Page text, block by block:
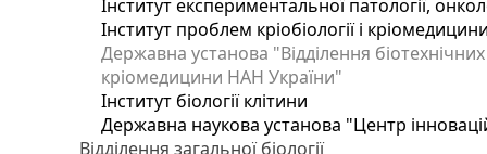
Інститут експериментальної патології,
Інститут проблем кріобіології і
Державна установа "Відділення
кріомедицини НАН України"
Інститут біології клітини
Державна наукова установа "Центр
Відділення загальної біології